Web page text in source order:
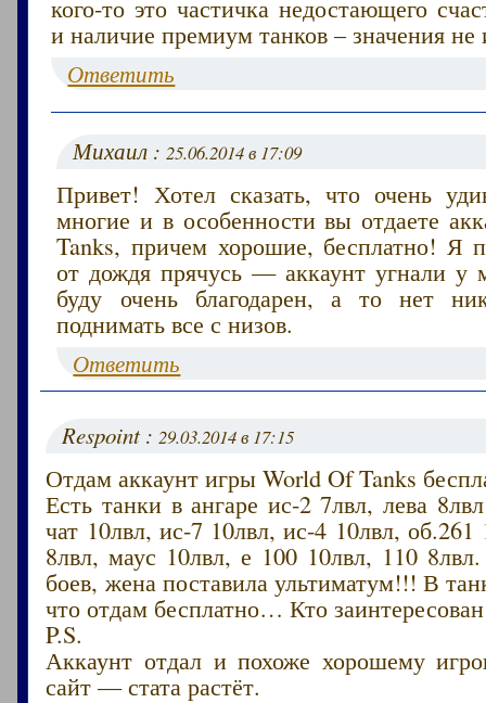
кого-то это частичка недостающего
и наличие премиум танков – значения не
Ответить
Михаил :25.06.2014 в 17:09
Привет! Хотел сказать, что очень
многие и в особенности вы отдаете
Tanks, причем хорошие, бесплатно! Я
от дождя прячусь — аккаунт угнали у
буду очень благодарен, а то нет
поднимать все с низов.
Ответить
Respoint :29.03.2014 в 17:15
Отдам аккаунт игры World Of Tanks
Есть танки в ангаре ис-2 7лвл, лева
чат 10лвл, ис-7 10лвл, ис-4 10лвл,
8лвл, маус 10лвл, е 100 10лвл, 110
боев, жена поставила ультиматум!!! В
что отдам бесплатно… Кто
P.S.
Аккаунт отдал и похоже хорошему
сайт — стата растёт.